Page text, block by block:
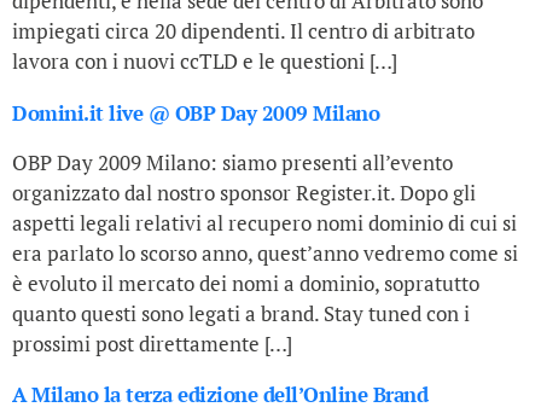
impiegati circa 20 dipendenti. Il centro di arbitrato
lavora con i nuovi ccTLD e le questioni […]
Domini.it live @ OBP Day 2009 Milano
OBP Day 2009 Milano: siamo presenti all’evento
organizzato dal nostro sponsor Register.it. Dopo gli
aspetti legali relativi al recupero nomi dominio di cui si
era parlato lo scorso anno, quest’anno vedremo come si
è evoluto il mercato dei nomi a dominio, sopratutto
quanto questi sono legati a brand. Stay tuned con i
prossimi post direttamente […]
A Milano la terza edizione dell’Online Brand